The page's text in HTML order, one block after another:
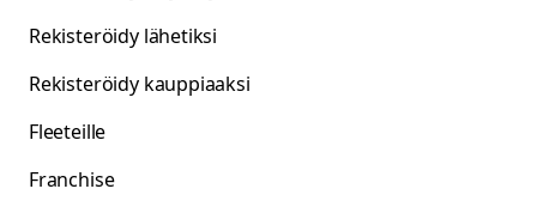
Rekisteröidy lähetiksi
Rekisteröidy kauppiaaksi
Fleeteille
Franchise